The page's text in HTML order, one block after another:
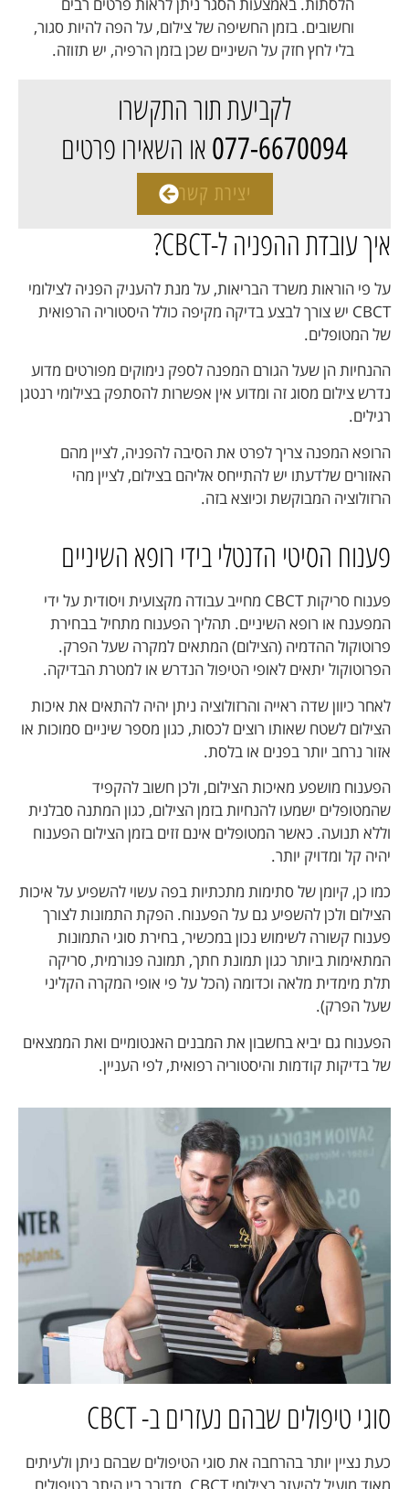
וחשובים. בזמן החשיפה של צילום, על הפה להיות סגור,
בלי לחץ חזק על השיניים שכן בזמן הרפיה, יש תזוזה.
לקביעת תור התקשרו
077-6670094 או השאירו פרטים
יצירת קשר
איך עובדת ההפניה ל-CBCT?
על פי הוראות משרד הבריאות, על מנת להעניק הפניה לצילומי
CBCT יש צורך לבצע בדיקה מקיפה כולל היסטוריה הרפואית
של המטופלים.
ההנחיות הן שעל הגורם המפנה לספק נימוקים מפורטים מדוע
נדרש צילום מסוג זה ומדוע אין אפשרות להסתפק בצילומי רנטגן
רגילים.
הרופא המפנה צריך לפרט את הסיבה להפניה, לציין מהם
האזורים שלדעתו יש להתייחס אליהם בצילום, לציין מהי
הרזולוציה המבוקשת וכיוצא בזה.
פענוח הסיטי הדנטלי בידי רופא השיניים
פענוח סריקות CBCT מחייב עבודה מקצועית ויסודית על ידי
המפענח או רופא השיניים. תהליך הפענוח מתחיל בבחירת
פרוטוקול ההדמיה (הצילום) המתאים למקרה שעל הפרק.
הפרוטוקול יתאים לאופי הטיפול הנדרש או למטרת הבדיקה.
לאחר כיוון שדה ראייה והרזולוציה ניתן יהיה להתאים את איכות
הצילום לשטח שאותו רוצים לכסות, כגון מספר שיניים סמוכות או
אזור נרחב יותר בפנים או בלסת.
הפענוח מושפע מאיכות הצילום, ולכן חשוב להקפיד
שהמטופלים ישמעו להנחיות בזמן הצילום, כגון המתנה סבלנית
וללא תנועה. כאשר המטופלים אינם זזים בזמן הצילום הפענוח
יהיה קל ומדויק יותר.
כמו כן, קיומן של סתימות מתכתיות בפה עשוי להשפיע על איכות
הצילום ולכן להשפיע גם על הפענוח. הפקת התמונות לצורך
פענוח קשורה לשימוש נכון במכשיר, בחירת סוגי התמונות
המתאימות ביותר כגון תמונת חתך, תמונה פנורמית, סריקה
תלת מימדית מלאה וכדומה (הכל על פי אופי המקרה הקליני
שעל הפרק).
הפענוח גם יביא בחשבון את המבנים האנטומיים ואת הממצאים
של בדיקות קודמות והיסטוריה רפואית, לפי העניין.
סוגי טיפולים שבהם נעזרים ב- CBCT
כעת נציין יותר בהרחבה את סוגי הטיפולים שבהם ניתן ולעיתים